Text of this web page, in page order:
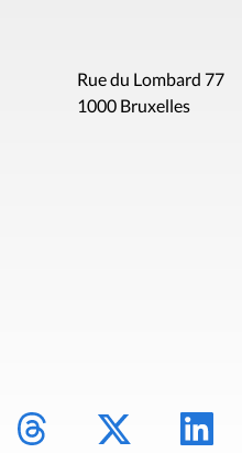
Rue du Lombard 77
1000 Bruxelles